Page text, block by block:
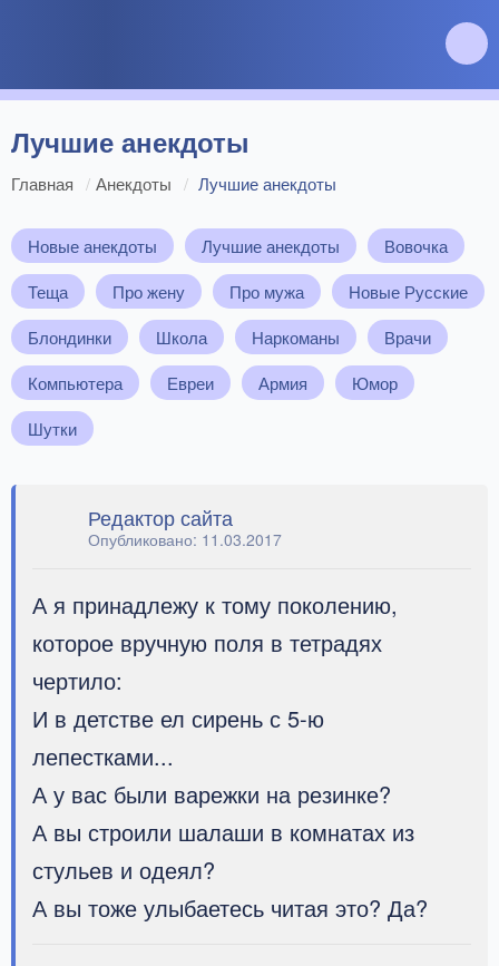
Лучшие анекдоты
Главная Анекдоты Лучшие анекдоты
Новые анекдоты Лучшие анекдоты
Вовочка
Теща
Про жену Про мужа
Новые Русские
Блондинки
Школа Наркоманы
Врачи
Компьютера
Евреи Армия
Юмор
Шутки
Редактор сайта
Опубликовано: 11.03.2017
А я принадлежу к тому поколению,
которое вручную поля в тетрадях
чертило:
И в детстве ел сирень с 5-ю
лепестками...
А у вас были варежки на резинке?
А вы строили шалаши в комнатах из
стульев и одеял?
А вы тоже улыбаетесь читая это? Да?